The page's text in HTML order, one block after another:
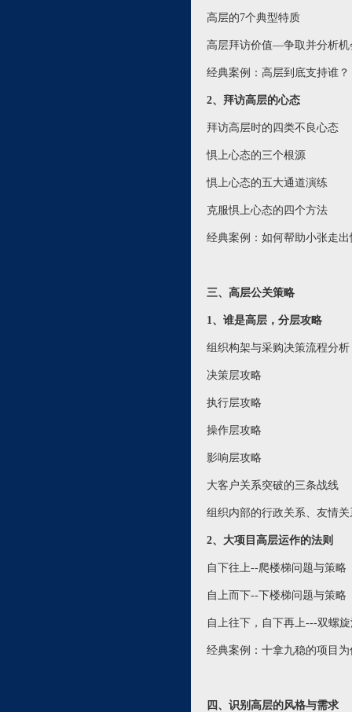
高层的7个典型特质
高层拜访价值—争取并分析机
经典案例：高层到底支持谁？
2、拜访高层的心态
拜访高层时的四类不良心态
惧上心态的三个根源
惧上心态的五大通道演练
克服惧上心态的四个方法
经典案例：如何帮助小张走
三、高层公关策略
1、谁是高层，分层攻略
组织构架与采购决策流程分析
决策层攻略
执行层攻略
操作层攻略
影响层攻略
大客户关系突破的三条战线
组织内部的行政关系、友情
2、大项目高层运作的法则
自下往上--爬楼梯问题与策略
自上而下--下楼梯问题与策略
自上往下，自下再上---双螺
经典案例：十拿九稳的项目
四、识别高层的风格与需求